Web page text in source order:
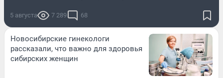
5 августа 7 289 68
Новосибирские гинекологи
рассказали, что важно для здоровья
сибирских женщин